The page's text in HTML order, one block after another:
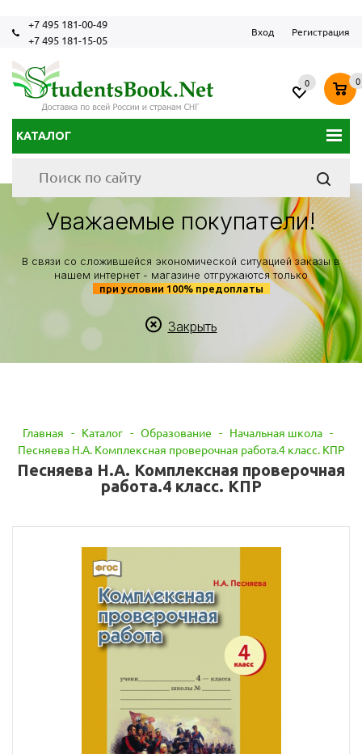
+7 495 181-00-49
+7 495 181-15-05
Вход Регистрация
КАТАЛОГ
0 0
Уважаемые покупатели!
В связи со сложившейся экономической ситуацией заказы в
нашем интернет - магазине отгружаются только
при условии 100% предоплаты
Закрыть
Главная - Каталог - Образование - Начальная школа -
Песняева Н.А. Комплексная проверочная работа.4 класс. КПР
Песняева Н.А. Комплексная проверочная
работа.4 класс. КПР